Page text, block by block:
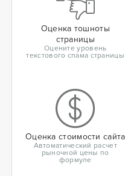
Оценка тошноты
страницы
Оцените уровень
текстового спама страницы
Оценка стоимости сайта
Автоматический расчет
рыночной цены по
формуле